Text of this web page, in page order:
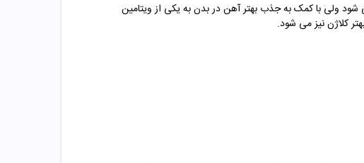
ولی با کمک به جذب بهتر آهن در بدن به یکی از ویتامین
کلاژن نیز می شود.